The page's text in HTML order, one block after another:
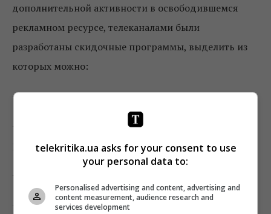
дополнительной активности в освободившемся
рекламном ресурсе, телеканалами были
разработаны скидочные программы, выделить из
которых можно:
— бонусирование дополнительными рейтингами,
— лояльные условия межпрограммного
размещения,
— увеличенную скидку на лонч на Альянсе,
— дополнительные скидки на прирост бюджетов и
telekritika.ua asks for your consent to use
your personal data to:
Personalised advertising and content, advertising and
content measurement, audience research and
services development